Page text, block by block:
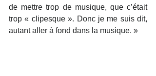
de mettre trop de musique, que c’était
trop « clipesque ». Donc je me suis dit,
autant aller à fond dans la musique. »